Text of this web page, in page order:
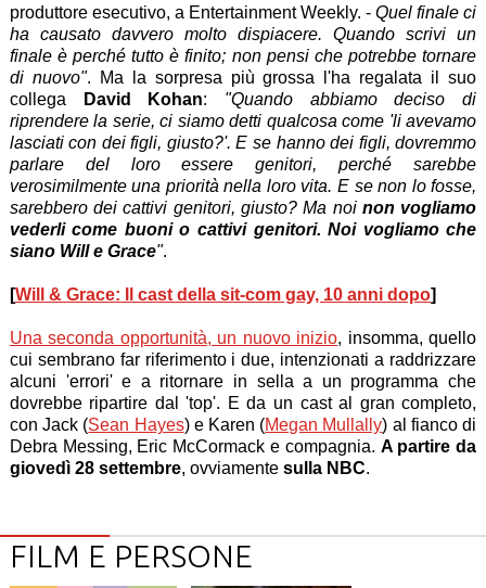
produttore esecutivo, a Entertainment Weekly. -Quel finale ci
ha causato davvero molto dispiacere. Quando scrivi un
finale è perché tutto è finito; non pensi che potrebbe tornare
di nuovo". Ma la sorpresa più grossa l'ha regalata il suo
collega
David Kohan: "Quando abbiamo deciso di
riprendere la serie, ci siamo detti qualcosa come 'li avevamo
lasciati con dei figli, giusto?'. E se hanno dei figli, dovremmo
parlare del loro essere genitori, perché sarebbe
verosimilmente una priorità nella loro vita. E se non lo fosse,
sarebbero dei cattivi genitori, giusto? Ma noi non vogliamo
vederli come buoni o cattivi genitori. Noi vogliamo che
siano Will e Grace".
[Will & Grace: Il cast della sit-com gay, 10 anni dopo]
Una seconda opportunità, un nuovo inizio, insomma, quello
cui sembrano far riferimento i due, intenzionati a raddrizzare
alcuni 'errori' e a ritornare in sella a un programma che
dovrebbe ripartire dal 'top'. E da un cast al gran completo,
con Jack (Sean Hayes) e Karen (Megan Mullally) al fianco di
Debra Messing, Eric McCormack e compagnia. A partire da
giovedì 28 settembre, ovviamente sulla NBC.
FILM E PERSONE